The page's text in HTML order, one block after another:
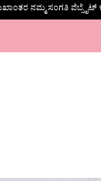
ನಮ್ಮ ಸಂಗತಿ